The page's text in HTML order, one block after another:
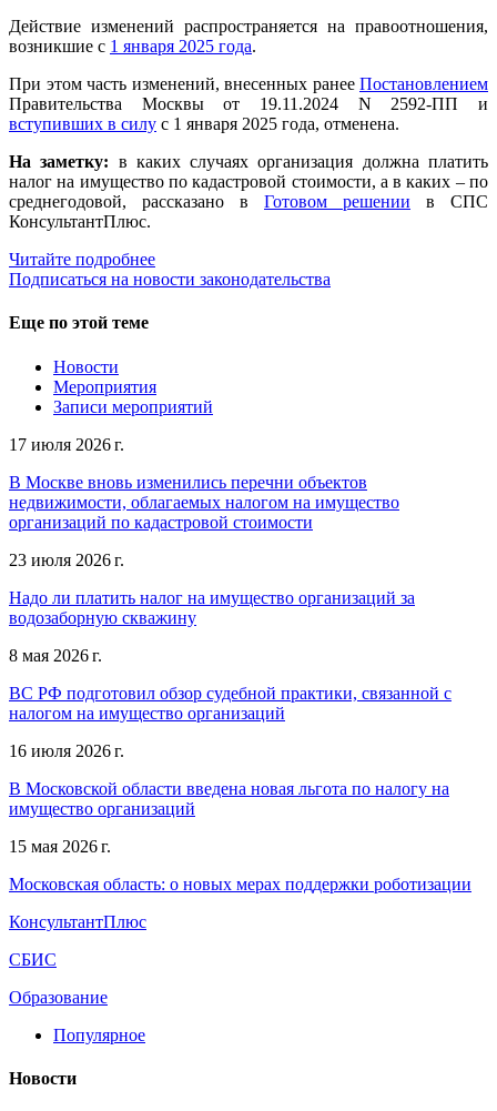
Действие изменений распространяется на правоотношения,
возникшие с 1 января 2025 года.
При этом часть изменений, внесенных ранее Постановлением
Правительства Москвы от 19.11.2024 N 2592-ПП и
вступивших в силу с 1 января 2025 года, отменена.
На заметку: в каких случаях организация должна платить
налог на имущество по кадастровой стоимости, а в каких – по
среднегодовой, рассказано в Готовом решении в СПС
КонсультантПлюс.
Читайте подробнее
Подписаться на новости законодательства
Еще по этой теме
Новости
Мероприятия
Записи мероприятий
17 июля 2026 г.
В Москве вновь изменились перечни объектов
недвижимости, облагаемых налогом на имущество
организаций по кадастровой стоимости
23 июля 2026 г.
Надо ли платить налог на имущество организаций за
водозаборную скважину
8 мая 2026 г.
ВС РФ подготовил обзор судебной практики, связанной с
налогом на имущество организаций
16 июля 2026 г.
В Московской области введена новая льгота по налогу на
имущество организаций
15 мая 2026 г.
Московская область: о новых мерах поддержки роботизации
КонсультантПлюс
СБИС
Образование
Популярное
Новости